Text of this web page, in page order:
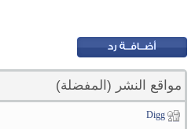
مواقع النشر (المفضلة)
Digg